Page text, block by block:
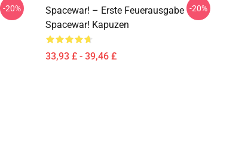
-20%
Spacewar! – Erste Feuerausgabe
Spacewar! Kapuzen
33,93 £ - 39,46 £
-20%